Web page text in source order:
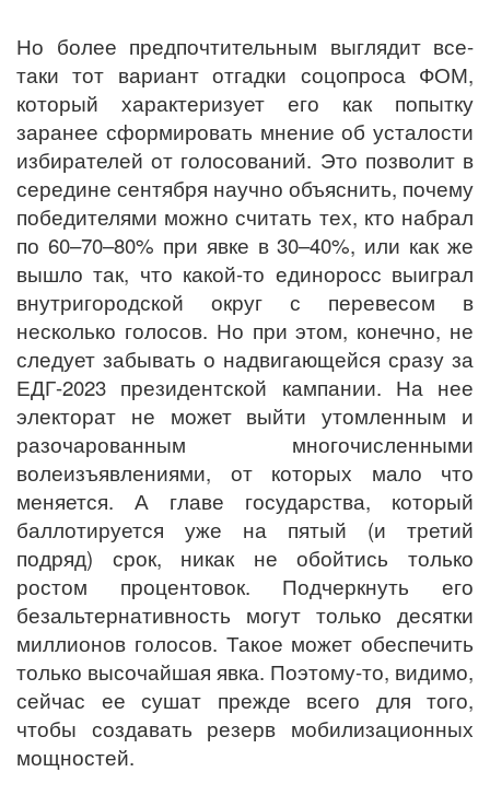
Но более предпочтительным выглядит все-
таки тот вариант отгадки соцопроса ФОМ,
который характеризует его как попытку
заранее сформировать мнение об усталости
избирателей от голосований. Это позволит в
середине сентября научно объяснить, почему
победителями можно считать тех, кто набрал
по 60–70–80% при явке в 30–40%, или как же
вышло так, что какой-то единоросс выиграл
внутригородской округ с перевесом в
несколько голосов. Но при этом, конечно, не
следует забывать о надвигающейся сразу за
ЕДГ-2023 президентской кампании. На нее
электорат не может выйти утомленным и
разочарованным многочисленными
волеизъявлениями, от которых мало что
меняется. А главе государства, который
баллотируется уже на пятый (и третий
подряд) срок, никак не обойтись только
ростом процентовок. Подчеркнуть его
безальтернативность могут только десятки
миллионов голосов. Такое может обеспечить
только высочайшая явка. Поэтому-то, видимо,
сейчас ее сушат прежде всего для того,
чтобы создавать резерв мобилизационных
мощностей.